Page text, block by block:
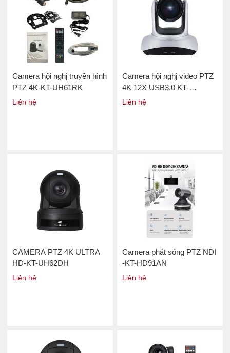
Camera hội nghị truyền hình
PTZ 4K-KT-UH61RK
Liên hệ
Camera hội nghị video PTZ
4K 12X USB3.0 KT-
UH40RK
Liên hệ
CAMERA PTZ 4K ULTRA
HD-KT-UH62DH
Liên hệ
Camera phát sóng PTZ NDI
-KT-HD91AN
Liên hệ